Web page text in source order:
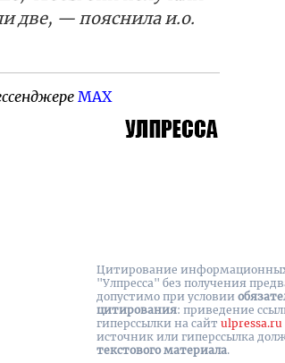
две, — пояснила и.о.
MAX
Цитирование
"Улпресса" без получения
допустимо при условии
цитирования: приведение
гиперссылки на cайт ulpressa.ru
источник или гиперссылка
текстового материала.